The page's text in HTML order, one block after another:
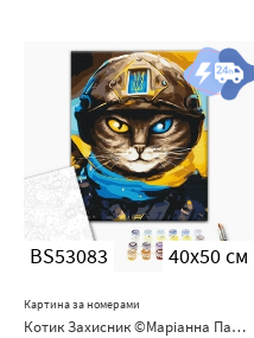
BS53083 40x50 см
Картина за номерами
Котик Захисник ©Маріанна Пащук